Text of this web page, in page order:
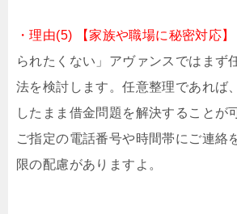
・理由(5) 【家族や職場に秘密対応】
られたくない」アヴァンスではまず
法を検討します。任意整理であれば
したまま借金問題を解決することが
ご指定の電話番号や時間帯にご連絡
限の配慮がありますよ。